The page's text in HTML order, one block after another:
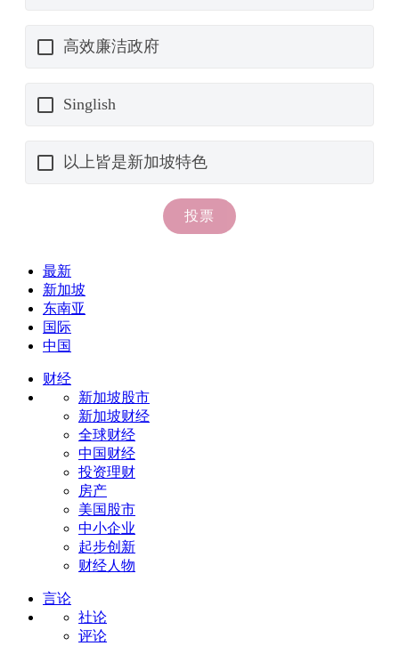
最新
新加坡
东南亚
国际
中国
财经
新加坡股市
新加坡财经
全球财经
中国财经
投资理财
房产
美国股市
中小企业
起步创新
财经人物
言论
社论
评论